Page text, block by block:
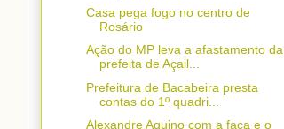
Casa pega fogo no centro de
Rosário
Ação do MP leva a afastamento da
prefeita de Açail...
Prefeitura de Bacabeira presta
contas do 1º quadri...
Alexandre Aquino com a faca e o